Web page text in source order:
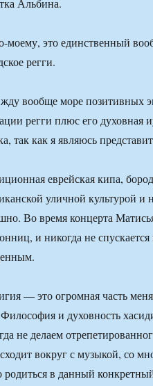
Альбина.
это единственный
регги.
вообще море позитивных
регги плюс его духовная
так как я являюсь
еврейская кипа,
уличной культурой и
Во время концерта
и никогда не
— это огромная часть
и духовность
не делаем
вокруг с музыкой, со
родиться в данный